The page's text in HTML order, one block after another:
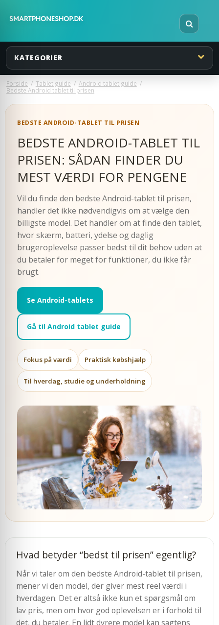
KATEGORIER
Forside / Tablet guide / Android tablet guide /
Bedste Android tablet til prisen
BEDSTE ANDROID-TABLET TIL PRISEN
BEDSTE ANDROID-TABLET TIL
PRISEN: SÅDAN FINDER DU
MEST VÆRDI FOR PENGENE
Vil du finde den bedste Android-tablet til prisen,
handler det ikke nødvendigvis om at vælge den
billigste model. Det handler om at finde den tablet,
hvor skærm, batteri, ydelse og daglig
brugeroplevelse passer bedst til dit behov uden at
du betaler for meget for funktioner, du ikke får
brugt.
Se Android-tablets
Gå til Android tablet guide
Fokus på værdi Praktisk købshjælp
Til hverdag, studie og underholdning
Hvad betyder “bedst til prisen” egentlig?
Når vi taler om den bedste Android-tablet til prisen,
mener vi den model, der giver mest reel værdi i
hverdagen. Det er altså ikke kun et spørgsmål om
lav pris, men om hvor god oplevelsen er i forhold til
det, du betaler. En lidt dyrere model kan sagtens